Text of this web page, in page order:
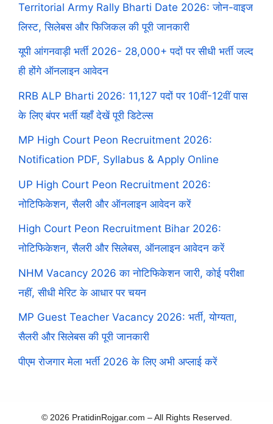
Territorial Army Rally Bharti Date 2026: जोन-वाइज
लिस्ट, सिलेबस और फिजिकल की पूरी जानकारी
यूपी आंगनवाड़ी भर्ती 2026- 28,000+ पदों पर सीधी भर्ती जल्द
ही होंगे ऑनलाइन आवेदन
RRB ALP Bharti 2026: 11,127 पदों पर 10वीं-12वीं पास
के लिए बंपर भर्ती यहाँ देखें पूरी डिटेल्स
MP High Court Peon Recruitment 2026:
Notification PDF, Syllabus & Apply Online
UP High Court Peon Recruitment 2026:
नोटिफिकेशन, सैलरी और ऑनलाइन आवेदन करें
High Court Peon Recruitment Bihar 2026:
नोटिफिकेशन, सैलरी और सिलेबस, ऑनलाइन आवेदन करें
NHM Vacancy 2026 का नोटिफिकेशन जारी, कोई परीक्षा
नहीं, सीधी मेरिट के आधार पर चयन
MP Guest Teacher Vacancy 2026: भर्ती, योग्यता,
सैलरी और सिलेबस की पूरी जानकारी
पीएम रोजगार मेला भर्ती 2026 के लिए अभी अप्लाई करें
© 2026 PratidinRojgar.com – All Rights Reserved.